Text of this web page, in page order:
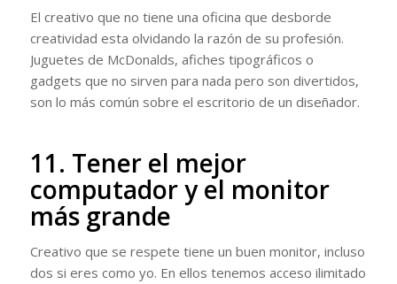
El creativo que no tiene una oficina que desborde
creatividad esta olvidando la razón de su profesión.
Juguetes de McDonalds, afiches tipográficos o
gadgets que no sirven para nada pero son divertidos,
son lo más común sobre el escritorio de un diseñador.
11. Tener el mejor
computador y el monitor
más grande
Creativo que se respete tiene un buen monitor, incluso
dos si eres como yo. En ellos tenemos acceso ilimitado